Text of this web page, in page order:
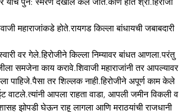
महाराजांकडे होते.रायगड किल्ला बांधायची जबाबदारी
वर गेले.हिरोजीने किल्ला निम्यावर बांधत आणला.परंतु
समजेना काय करावे.शिवाजी महाराजांनी तर आपल्यावर
पाहिजे.पैसा तर शिल्लक नाही.हिरोजीने अपूर्ण काम केले
आपला राहता वाडा, आपली जमीन विकली व
झोपडी घेऊन राहू लागला आणि मराठयांची राजधानी